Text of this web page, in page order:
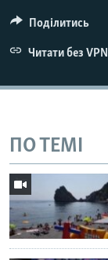
Поділитись
Читати без VPN
ПО ТЕМІ